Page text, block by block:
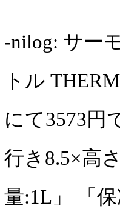
-nilog: サー
トル
にて3573円
行き8.5×高
量:1L」 「